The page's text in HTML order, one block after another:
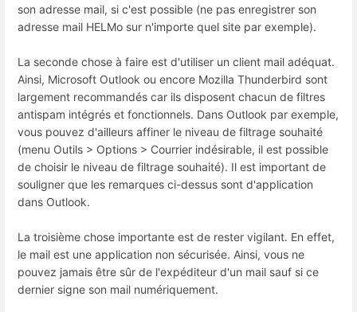
son adresse mail, si c'est possible (ne pas enregistrer son
adresse mail HELMo sur n'importe quel site par exemple).
La seconde chose à faire est d'utiliser un client mail adéquat.
Ainsi, Microsoft Outlook ou encore Mozilla Thunderbird sont
largement recommandés car ils disposent chacun de filtres
antispam intégrés et fonctionnels. Dans Outlook par exemple,
vous pouvez d'ailleurs affiner le niveau de filtrage souhaité
(menu Outils > Options > Courrier indésirable, il est possible
de choisir le niveau de filtrage souhaité). Il est important de
souligner que les remarques ci-dessus sont d'application
dans Outlook.
La troisième chose importante est de rester vigilant. En effet,
le mail est une application non sécurisée. Ainsi, vous ne
pouvez jamais être sûr de l'expéditeur d'un mail sauf si ce
dernier signe son mail numériquement.